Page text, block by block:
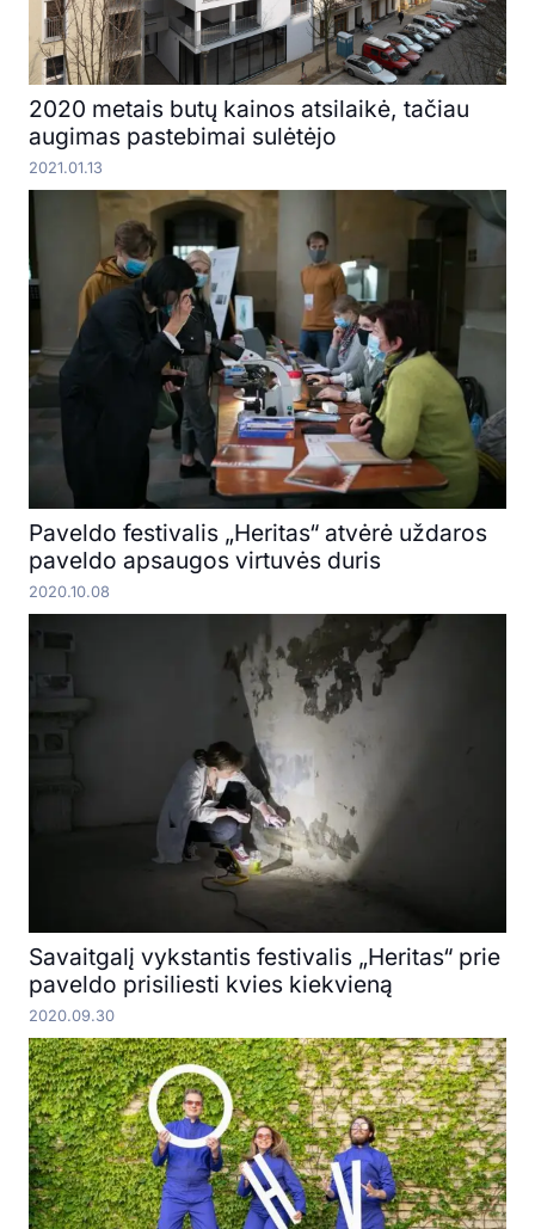
2020 metais butų kainos atsilaikė, tačiau
augimas pastebimai sulėtėjo
2021.01.13
Paveldo festivalis „Heritas“ atvėrė uždaros
paveldo apsaugos virtuvės duris
2020.10.08
Savaitgalį vykstantis festivalis „Heritas“ prie
paveldo prisiliesti kvies kiekvieną
2020.09.30